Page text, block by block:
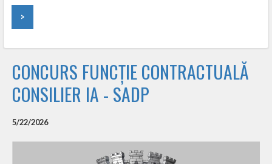
>
CONCURS FUNCȚIE CONTRACTUALĂ
CONSILIER IA - SADP
5/22/2026